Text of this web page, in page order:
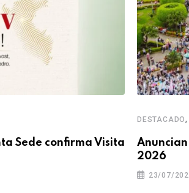
Sede confirma Visita
DESTACADO
2026
23/07/